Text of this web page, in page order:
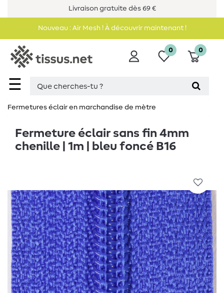
Livraison gratuite dès 69 €
Nouveau : Air Mesh ! À découvrir maintenant !
☰
0 0
Fermetures éclair en marchandise de mètre
Fermeture éclair sans fin 4mm
chenille | 1m | bleu foncé B16